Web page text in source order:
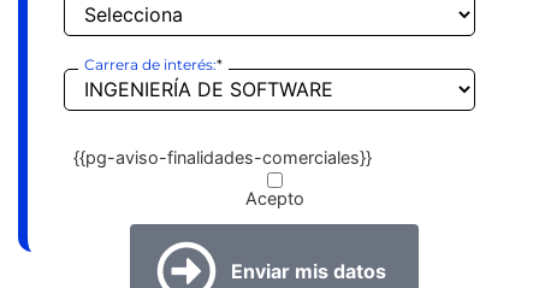
Carrera de interés:*
{{pg-aviso-finalidades-comerciales}}
Acepto